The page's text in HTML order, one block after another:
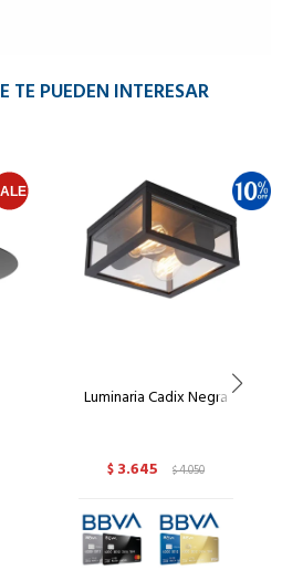
TE PUEDEN INTERESAR
Luminaria Cadix Negra
$ 3.645 $4.050